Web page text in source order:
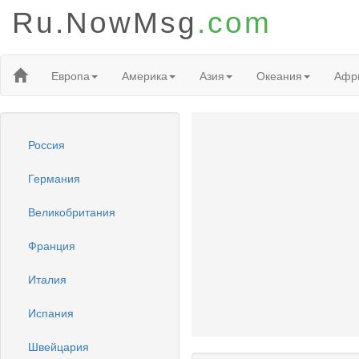
Ru.NowMsg.com
Европа Америка Азия Океания
Россия
Германия
Великобритания
Франция
Италия
Испания
Швейцария